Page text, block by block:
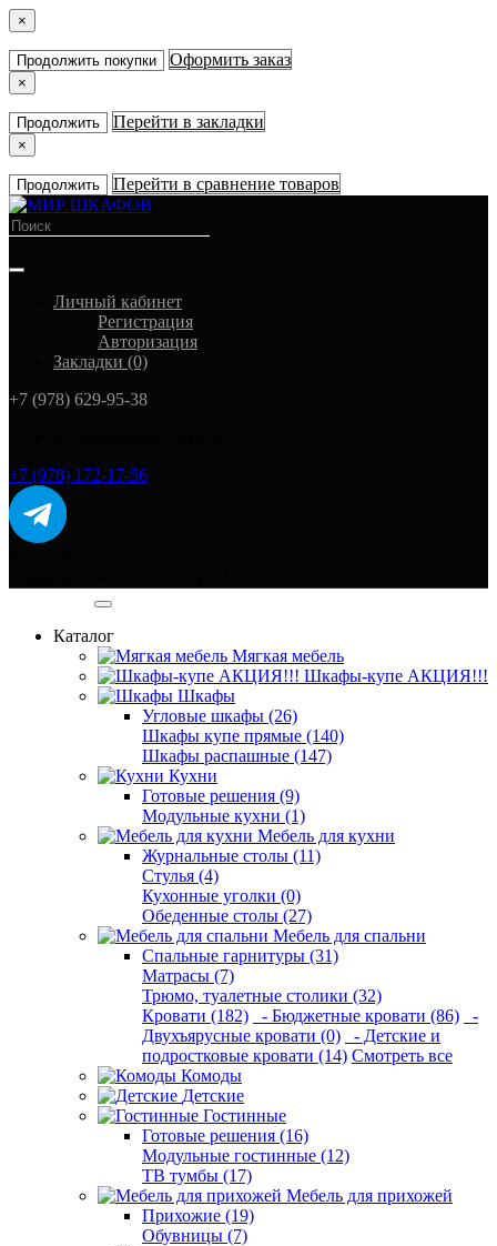
×
Продолжить покупки Оформить заказ
×
Продолжить Перейти в закладки
×
Продолжить Перейти в сравнение товаров
Личный кабинет
Регистрация
Авторизация
Закладки (0)
+7 (978) 629-95-38
+7 (978) 172-17-56
Каталог
Мягкая мебель
Шкафы-купе АКЦИЯ!!!
Шкафы
Угловые шкафы (26)
Шкафы купе прямые (140)
Шкафы распашные (147)
Кухни
Готовые решения (9)
Модульные кухни (1)
Мебель для кухни
Журнальные столы (11)
Стулья (4)
Кухонные уголки (0)
Обеденные столы (27)
Мебель для спальни
Спальные гарнитуры (31)
Матрасы (7)
Трюмо, туалетные столики (32)
Кровати (182)
- Бюджетные кровати (86)
-
Двухъярусные кровати (0)
- Детские и
подростковые кровати (14) Смотреть все
Комоды
Детские
Гостинные
Готовые решения (16)
Модульные гостинные (12)
ТВ тумбы (17)
Мебель для прихожей
Прихожие (19)
Обувницы (7)